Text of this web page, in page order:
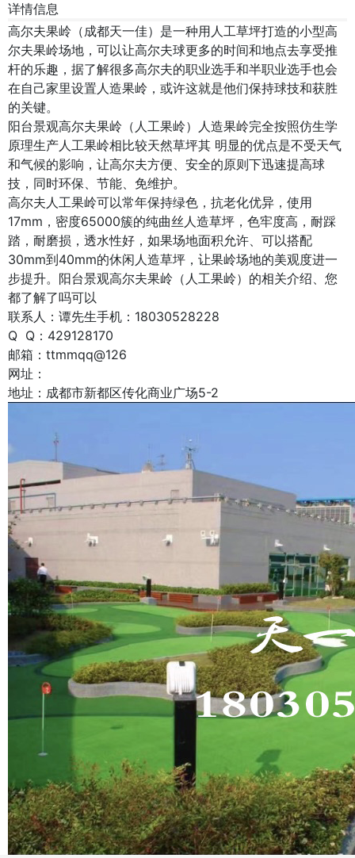
详情信息
高尔夫果岭（成都天一佳）是一种用人工草坪打造的小型高
尔夫果岭场地，可以让高尔夫球更多的时间和地点去享受推
杆的乐趣，据了解很多高尔夫的职业选手和半职业选手也会
在自己家里设置人造果岭，或许这就是他们保持球技和获胜
的关键。
阳台景观高尔夫果岭（人工果岭）人造果岭完全按照仿生学
原理生产人工果岭相比较天然草坪其 明显的优点是不受天气
和气候的影响，让高尔夫方便、安全的原则下迅速提高球
技，同时环保、节能、免维护。
高尔夫人工果岭可以常年保持绿色，抗老化优异，使用
17mm，密度65000簇的纯曲丝人造草坪，色牢度高，耐踩
踏，耐磨损，透水性好，如果场地面积允许、可以搭配
30mm到40mm的休闲人造草坪，让果岭场地的美观度进一
步提升。阳台景观高尔夫果岭（人工果岭）的相关介绍、您
都了解了吗可以
联系人：谭先生手机：18030528228
Q Q：429128170
邮箱：ttmmqq@126
网址：
地址：成都市新都区传化商业广场5-2